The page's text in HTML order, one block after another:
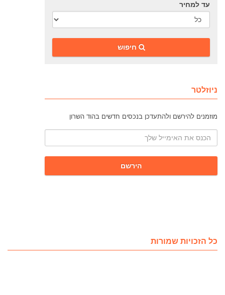
עד למחיר
‎חיפוש
ניוזלטר
מוזמנים להירשם ולהתעדכן בנכסים חדשים בהוד השרון
כל הזכויות שמורות